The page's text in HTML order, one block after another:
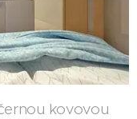
kovovou